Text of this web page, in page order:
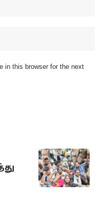
in this browser for the next